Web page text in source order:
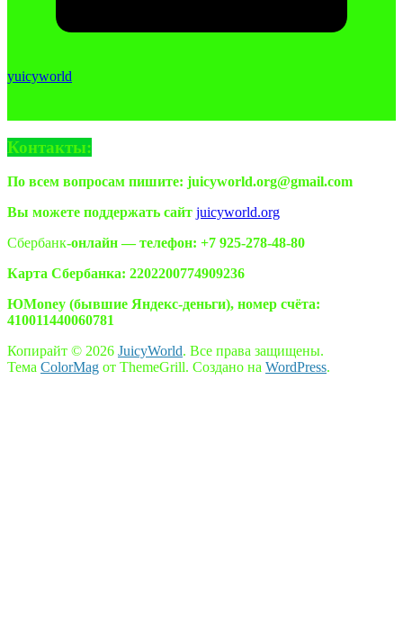
yuicyworld
Контакты:
По всем вопросам пишите: juicyworld.org@gmail.com
Вы можете поддержать сайт juicyworld.org
Сбербанк-онлайн —телефон: +7 925-278-48-80
Карта Сбербанка: 2202200774909236
ЮMoney (бывшие Яндекс-деньги), номер счёта:
410011440060781
Копирайт © 2026 JuicyWorld. Все права защищены.
Тема ColorMag от ThemeGrill. Создано на WordPress.